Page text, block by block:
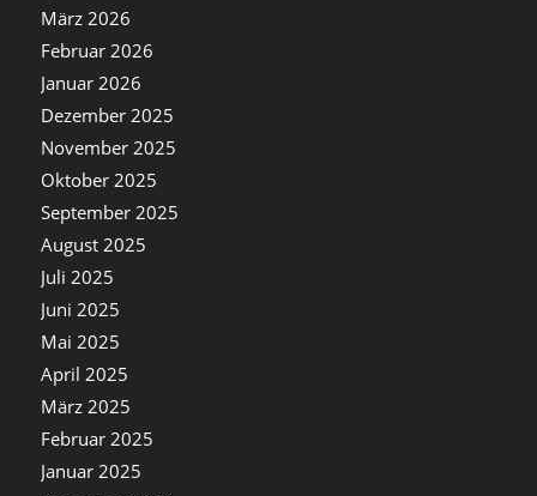
März 2026
Februar 2026
Januar 2026
Dezember 2025
November 2025
Oktober 2025
September 2025
August 2025
Juli 2025
Juni 2025
Mai 2025
April 2025
März 2025
Februar 2025
Januar 2025